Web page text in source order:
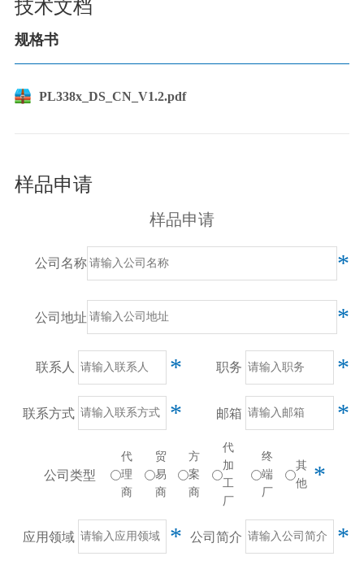
技术文档
规格书
PL338x_DS_CN_V1.2.pdf
样品申请
样品申请
公司名称 *
公司地址 *
联系人 * 职务 *
联系方式 * 邮箱 *
公司类型
代
理
商
贸
易
商
方
案
商
代
加
工
厂
终
端
厂
其
他
*
应用领域 * 公司简介 *